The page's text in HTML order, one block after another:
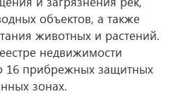
объектов, а также
животных и растений.
недвижимости
16 прибрежных защитных
зонах.